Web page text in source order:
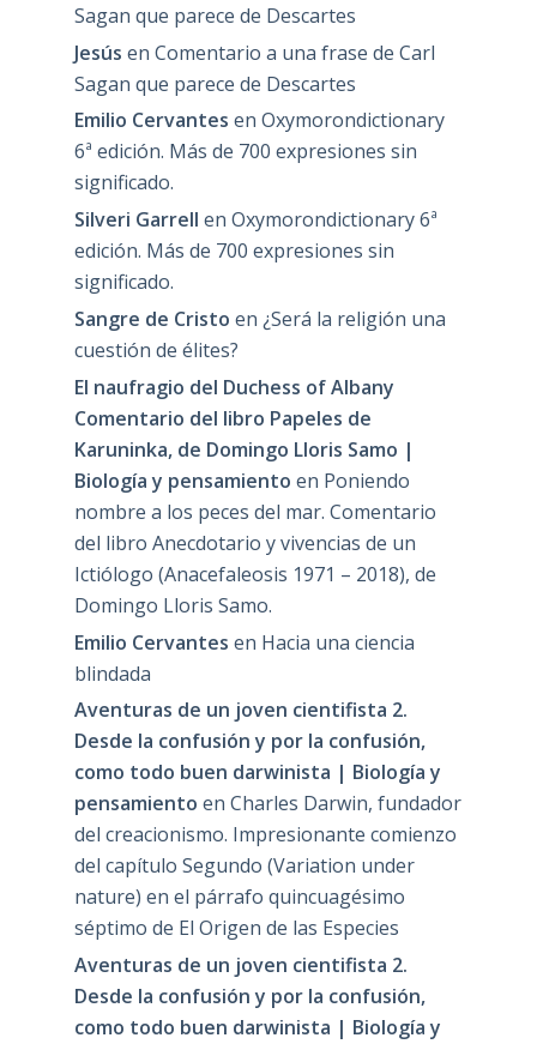
Sagan que parece de Descartes
Jesús en Comentario a una frase de Carl
Sagan que parece de Descartes
Emilio Cervantes en Oxymorondictionary
6ª edición. Más de 700 expresiones sin
significado.
Silveri Garrell en Oxymorondictionary 6ª
edición. Más de 700 expresiones sin
significado.
Sangre de Cristo en ¿Será la religión una
cuestión de élites?
El naufragio del Duchess of Albany
Comentario del libro Papeles de
Karuninka, de Domingo Lloris Samo |
Biología y pensamiento en Poniendo
nombre a los peces del mar. Comentario
del libro Anecdotario y vivencias de un
Ictiólogo (Anacefaleosis 1971 – 2018), de
Domingo Lloris Samo.
Emilio Cervantes en Hacia una ciencia
blindada
Aventuras de un joven cientifista 2.
Desde la confusión y por la confusión,
como todo buen darwinista | Biología y
pensamiento en Charles Darwin, fundador
del creacionismo. Impresionante comienzo
del capítulo Segundo (Variation under
nature) en el párrafo quincuagésimo
séptimo de El Origen de las Especies
Aventuras de un joven cientifista 2.
Desde la confusión y por la confusión,
como todo buen darwinista | Biología y